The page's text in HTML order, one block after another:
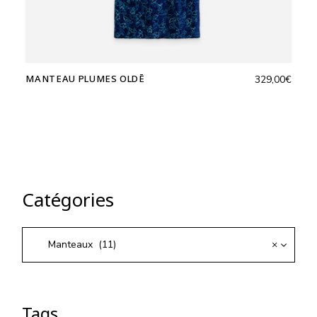
MANTEAU PLUMES OLDĒ 329,00€
Catégories
×
Manteaux (11)